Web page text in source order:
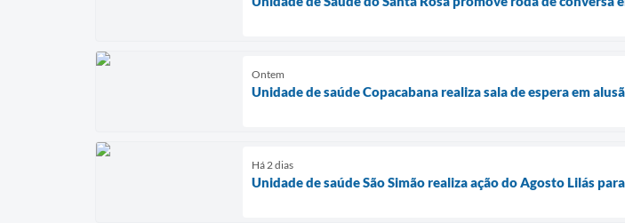
Ontem
Unidade de saúde Copacabana realiza sala de espera em
Há 2 dias
Unidade de saúde São Simão realiza ação do Agosto Lilás